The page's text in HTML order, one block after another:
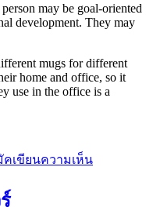
may be goal-oriented
development. They may
mugs for different
home and office, so it
use in the office is a
คเขียนความเห็นYour